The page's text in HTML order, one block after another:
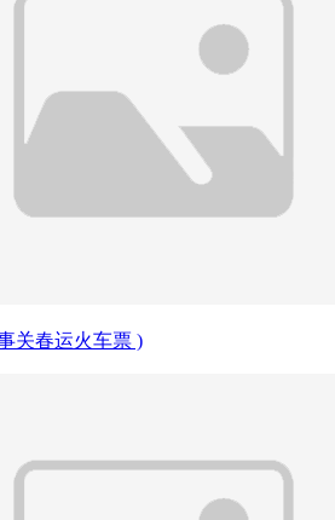
关春运火车票 )